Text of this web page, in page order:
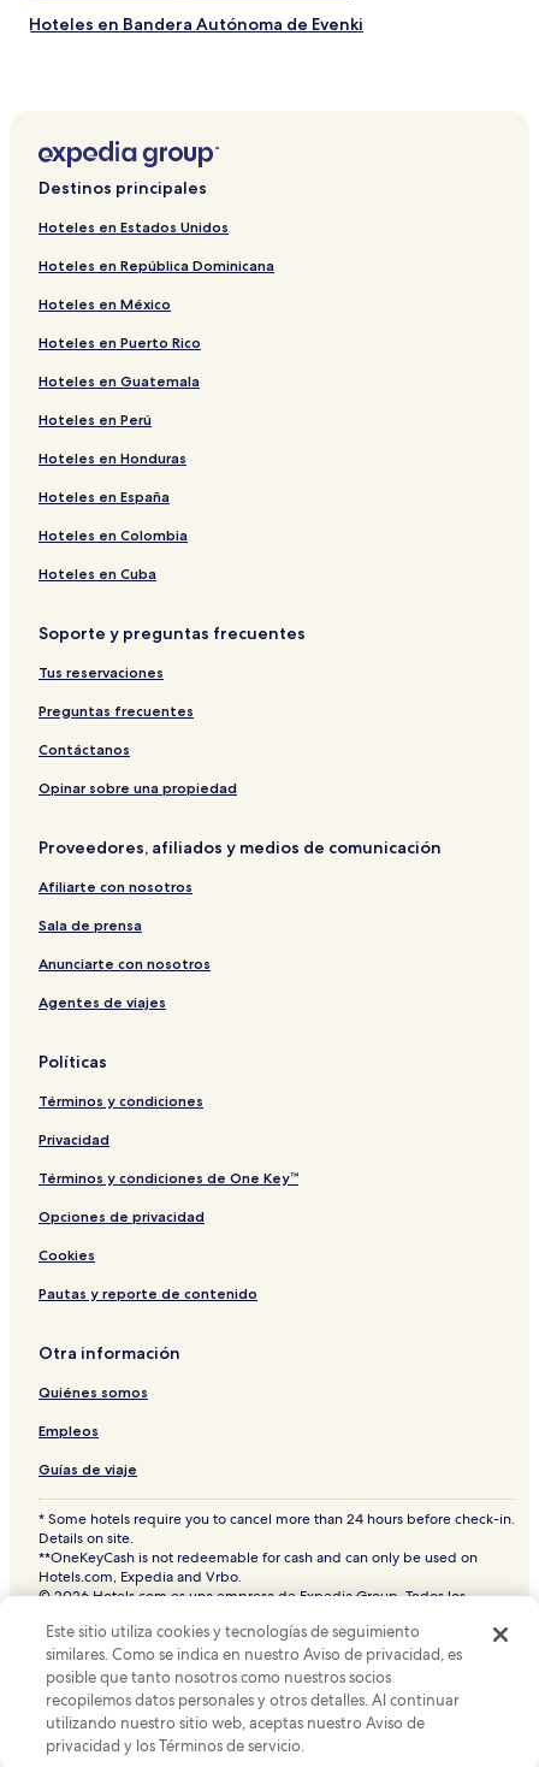
Hoteles en Bandera Autónoma de Evenki
Destinos principales
Hoteles en Estados Unidos
Hoteles en República Dominicana
Hoteles en México
Hoteles en Puerto Rico
Hoteles en Guatemala
Hoteles en Perú
Hoteles en Honduras
Hoteles en España
Hoteles en Colombia
Hoteles en Cuba
Soporte y preguntas frecuentes
Tus reservaciones
Preguntas frecuentes
Contáctanos
Opinar sobre una propiedad
Proveedores, afiliados y medios de comunicación
Afiliarte con nosotros
Sala de prensa
Anunciarte con nosotros
Agentes de viajes
Políticas
Términos y condiciones
Privacidad
Términos y condiciones de One Key™
Opciones de privacidad
Cookies
Pautas y reporte de contenido
Otra información
Quiénes somos
Empleos
Guías de viaje
* Some hotels require you to cancel more than 24 hours before check-in.
Details on site.
**OneKeyCash is not redeemable for cash and can only be used on
Hotels.com, Expedia and Vrbo.
© 2026 Hotels.com es una empresa de Expedia Group. Todos los
Hoteles.com y el logotipo de Hoteles.com son marcas comerciales o
marcas comerciales registradas de Hotels.com, L.P. CST# 2029030-50.
Este sitio utiliza cookies y tecnologías de seguimiento
similares. Como se indica en nuestro Aviso de privacidad, es
posible que tanto nosotros como nuestros socios
recopilemos datos personales y otros detalles. Al continuar
utilizando nuestro sitio web, aceptas nuestro Aviso de
privacidad y los Términos de servicio.